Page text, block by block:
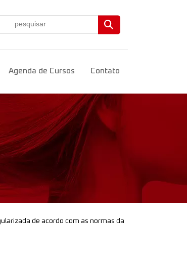
Agenda de Cursos Contato
de acordo com as normas da